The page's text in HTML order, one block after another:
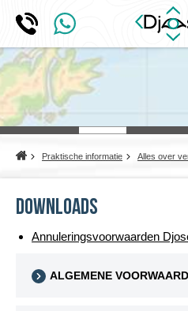
Home Praktische informatie Alles over
Downloads
Annuleringsvoorwaarden
ALGEMENE